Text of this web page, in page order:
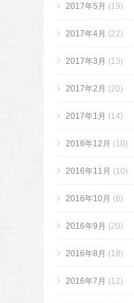
2017年5月 (19)
2017年4月 (22)
2017年3月 (13)
2017年2月 (20)
2017年1月 (14)
2016年12月 (10)
2016年11月 (10)
2016年10月 (8)
2016年9月 (20)
2016年8月 (18)
2016年7月 (12)